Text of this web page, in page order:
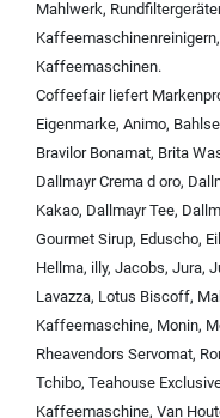
Mahlwerk,
Kaffeemaschinenreinigern,
Kaffeemaschinen.
Coffeefair liefert
Eigenmarke, Animo,
Bravilor Bonamat, Brita
Dallmayr Crema d oro,
Kakao, Dallmayr Tee,
Gourmet Sirup, Eduscho,
Hellma, illy, Jacobs, Jura,
Lavazza, Lotus Biscoff,
Kaffeemaschine, Monin,
Rheavendors Servomat,
Tchibo, Teahouse
Kaffeemaschine, Van